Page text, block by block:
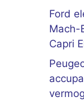
Ford
Mach-
Capri